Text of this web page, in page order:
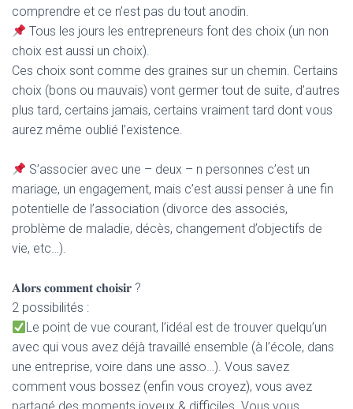
comprendre et ce n’est pas du tout anodin.
Tous les jours les entrepreneurs font des choix (un non
choix est aussi un choix).
Ces choix sont comme des graines sur un chemin. Certains
choix (bons ou mauvais) vont germer tout de suite, d’autres
plus tard, certains jamais, certains vraiment tard dont vous
aurez même oublié l’existence.
S’associer avec une – deux – n personnes c’est un
mariage, un engagement, mais c’est aussi penser à une fin
potentielle de l’association (divorce des associés,
problème de maladie, décès, changement d’objectifs de
vie, etc…).
𝐀𝐥𝐨𝐫𝐬 𝐜𝐨𝐦𝐦𝐞𝐧𝐭 𝐜𝐡𝐨𝐢𝐬𝐢𝐫 ?
2 possibilités :
Le point de vue courant, l’idéal est de trouver quelqu’un
avec qui vous avez déjà travaillé ensemble (à l’école, dans
une entreprise, voire dans une asso…). Vous savez
comment vous bossez (enfin vous croyez), vous avez